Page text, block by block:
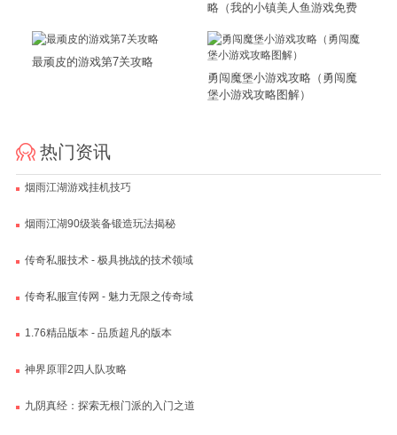
略（我的小镇美人鱼游戏免费
最顽皮的游戏第7关攻略
勇闯魔堡小游戏攻略（勇闯魔
堡小游戏攻略图解）
热门资讯
烟雨江湖游戏挂机技巧
烟雨江湖90级装备锻造玩法揭秘
传奇私服技术 - 极具挑战的技术领域
传奇私服宣传网 - 魅力无限之传奇域
1.76精品版本 - 品质超凡的版本
神界原罪2四人队攻略
九阴真经：探索无根门派的入门之道